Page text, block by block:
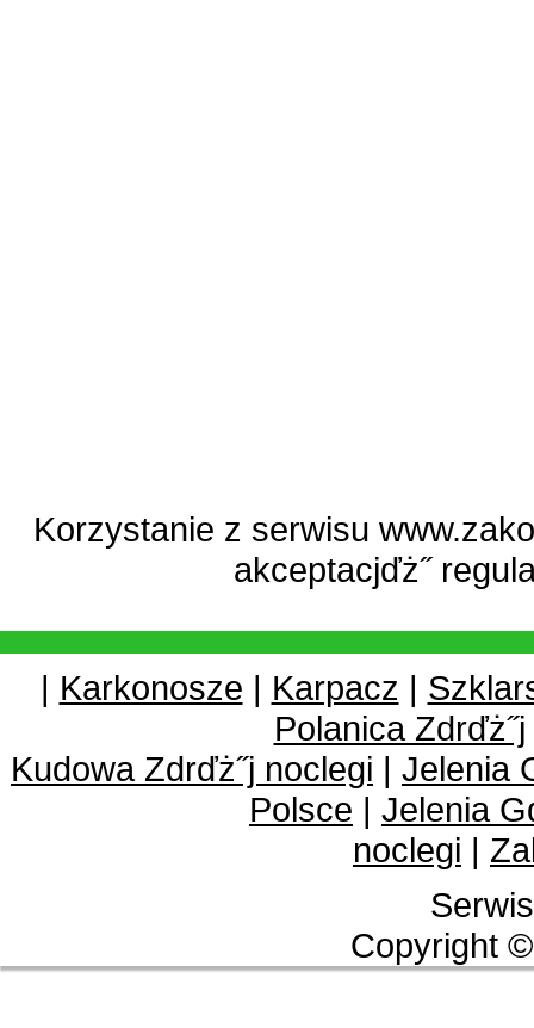
Korzystanie z serwisu
akceptacjďż˝
| Karkonosze | Karpacz |
Polanica Zdrďż˝j
Kudowa Zdrďż˝j noclegi | Jelenia
Polsce | Jelenia
noclegi |
Copyright